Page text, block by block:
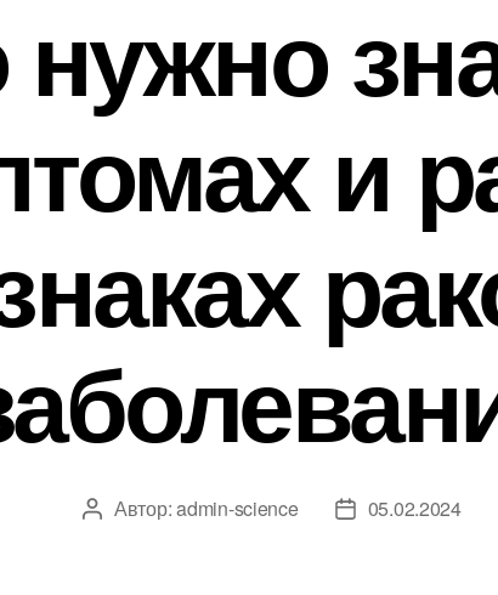
нужно
и
Автор
Автор:admin-science
Дата05.02.2024